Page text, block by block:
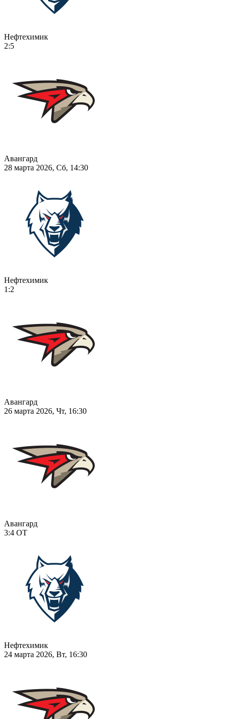
Нефтехимик
2:5
Авангард
28 марта 2026, Сб, 14:30
Нефтехимик
1:2
Авангард
26 марта 2026, Чт, 16:30
Авангард
3:4 ОТ
Нефтехимик
24 марта 2026, Вт, 16:30